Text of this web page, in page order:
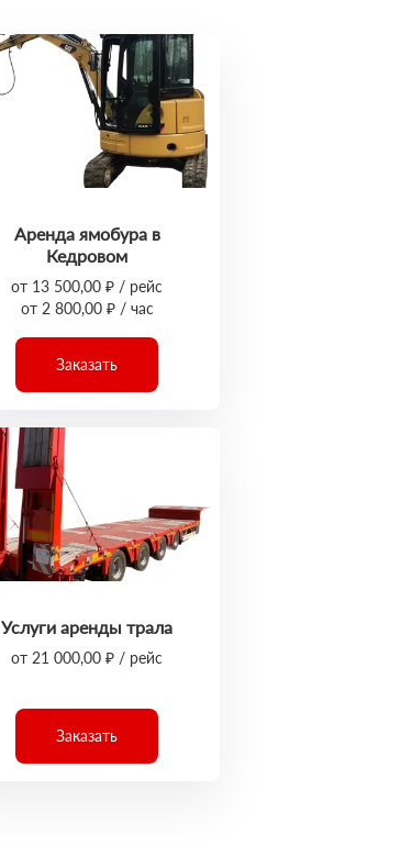
Аренда ямобура в
Кедровом
от 13 500,00 ₽ / рейс
от 2 800,00 ₽ / час
Заказать
Услуги аренды трала
от 21 000,00 ₽ / рейс
Заказать